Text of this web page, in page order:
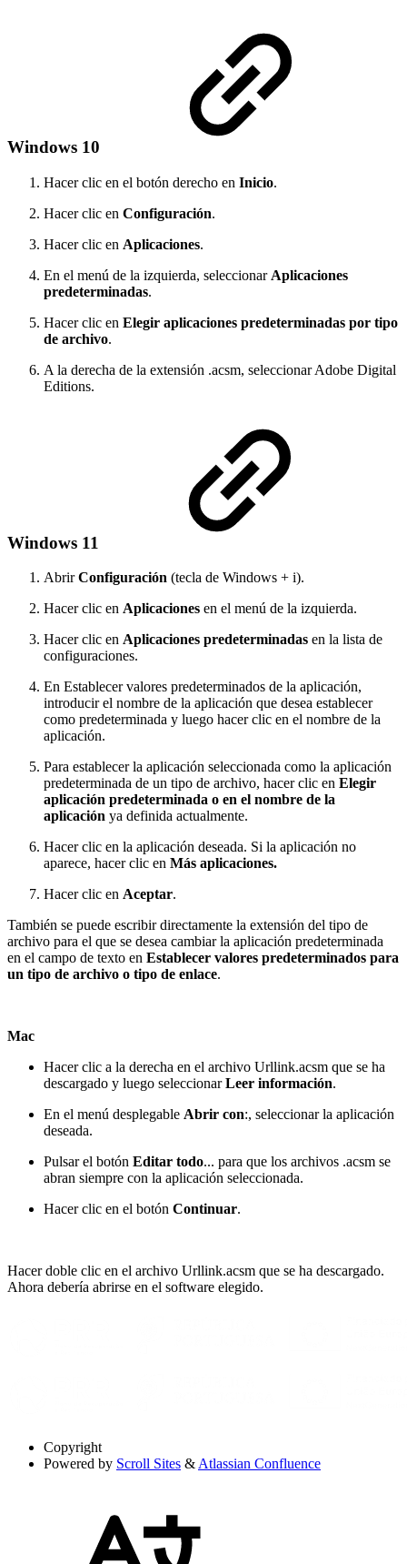
Windows 10
Hacer clic en el botón derecho en Inicio.
Hacer clic en Configuración.
Hacer clic en Aplicaciones.
En el menú de la izquierda, seleccionar Aplicaciones
predeterminadas.
Hacer clic en Elegir aplicaciones predeterminadas por tipo
de archivo.
A la derecha de la extensión .acsm, seleccionar Adobe Digital
Editions.
Windows 11
AbrirConfiguración (tecla de Windows + i).
Hacer clic en Aplicaciones en el menú de la izquierda.
Hacer clic en Aplicaciones predeterminadas en la lista de
configuraciones.
En Establecer valores predeterminados de la aplicación,
introducir el nombre de la aplicación que desea establecer
como predeterminada y luego hacer clic en el nombre de la
aplicación.
Para establecer la aplicación seleccionada como la aplicación
predeterminada de un tipo de archivo, hacer clic en Elegir
aplicación predeterminada o en el nombre de la
aplicación ya definida actualmente.
Hacer clic en la aplicación deseada. Si la aplicación no
aparece, hacer clic en Más aplicaciones.
Hacer clic en Aceptar.
También se puede escribir directamente la extensión del tipo de
archivo para el que se desea cambiar la aplicación predeterminada
en el campo de texto en Establecer valores predeterminados para
un tipo de archivo o tipo de enlace.
Mac
Hacer clic a la derecha en el archivo Urllink.acsm que se ha
descargado y luego seleccionarLeer información.
En el menú desplegable Abrir con:, seleccionar la aplicación
deseada.
Pulsar el botón Editar todo... para que los archivos .acsm se
abran siempre con la aplicación seleccionada.
Hacer clic en el botón Continuar.
Hacer doble clic en el archivo Urllink.acsm que se ha descargado.
Ahora debería abrirse en el software elegido.
Copyright
Powered by Scroll Sites &Atlassian Confluence